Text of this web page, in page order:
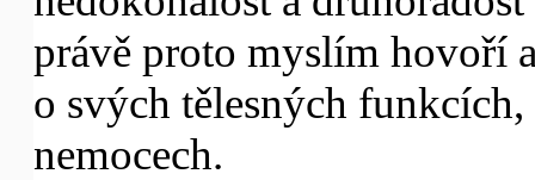
právě proto myslím hovoří
o svých tělesných
nemocech.